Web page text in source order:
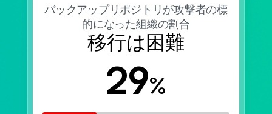
バックアップリポジトリが攻撃者の標
的になった組織の割合
移行は困難
29%